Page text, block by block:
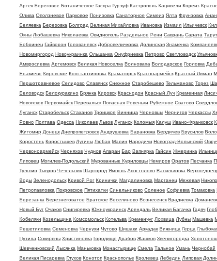
Артек Береговое Ботаническое Гаспра Гурзуф Кастрополь Кацивели Кореиз
Олива Оползневое Парковое Понизовка Санаторное Симеиз Ялта Фрунзовка
Беляевка Березовка Болград Великая Михайловка Ивановка Измаил Ильичевск
Окны Любашевка Николаевка Овидиополь Раздельное Рени Саврань Сарата
Бобринец Гайворон Голованевск Добровеличковка Долинская Знаменка
Новомиргород Новоукраинка Ольшанка Онуфриевка Петрово Светловодск
Амвросиевка Артемовск Великая Новоселка Волноваха Володарское Горловка
Енакиево Кировское Константиновка Краматорск Красноармейск Красный Лиман
Першотравневое Селидово Славянск Снежное Старобешево Тельманово Торез
Беловодск Белокуракино Брянка Кировск Краснодон Красный Луч Кременная
Новопсков Первомайск Перевальск Попасная Ровеньки Рубежное Сватово
Луганск Старобельск Стаханов Троицкое Винница Черновцы Чернигов Черкассы
Ровно Полтава Одесса Николаев Львов Луганск Коломыя Калуш Ивано-Франковск
Житомир Донецк Днепропетровск Андрушевка Барановка Бердичев Брусилов
Коростень Коростышев Лугины Любар Малин Народичи Новоград-Волынский
Червоноармейск Черняхов Чуднов Апаран Бар Вапнярка Гайсин Жмеринка
Липовец Могилев-Подольский Мурованные Куриловцы Немиров Оратов Песчанка
Тульчин Тывров Чечельник Шаргород Ямполь Апостолово Васильковка
Воды Зеленодольск Кривой Рог Кринички Магдалиновка Марганец Межевая
Петропавловка Покровское Пятихатки Синельниково Соленое Софиевка Томаковка
Березанка Березнеговатое Братское Веселиново Вознесенск Врадиевка
Новый Буг Очаков Снигиревка Южноукраинск Арендаль Великая Багачка Гадяч
Кобеляки Козельщина Комсомольск Котельва Кременчуг Лохвица Лубны Машевка
Решетиловка Семеновка Чернухи Чутово Шишаки Аркадак Вижница Герца
Путила Сокиряны Христиновка Городище Драбов Жашков Звенигородка
Шевченковский Лысянка Маньковка Монастырище Смела Тальное Умань Чернобай
Великая Писаревка Глухов Конотоп Краснополье Кролевец Лебедин Липовая